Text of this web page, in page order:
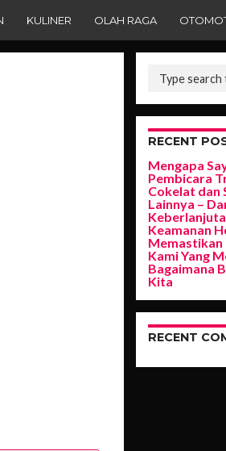
KULINER OLAH RAGA
RECENT
Mengapa
Pembicara
Cokelat dan
Lainnya –
Keamanan
Memastikan
Kami Yang
Bagaimana
Kita
RECENT